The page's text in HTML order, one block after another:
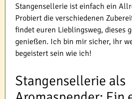
Stangensellerie ist einfach ein
Probiert die verschiedenen
findet euren Lieblingsweg, dieses
genießen. Ich bin mir sicher, ihr
begeistert sein wie ich!
Stangensellerie als